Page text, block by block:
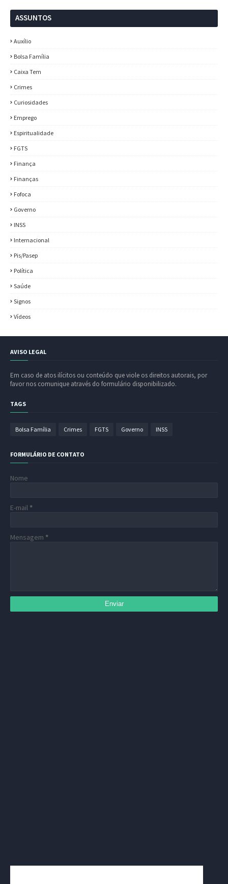
ASSUNTOS
Auxílio
Bolsa Família
Caixa Tem
Crimes
Curiosidades
Emprego
Espiritualidade
FGTS
Finança
Finanças
Fofoca
Governo
INSS
Internacional
Pis/Pasep
Política
Saúde
Signos
Vídeos
AVISO LEGAL
Em caso de atos ilícitos ou conteúdo que viole os direitos autorais, por
favor nos comunique através do formulário disponibilizado.
TAGS
Bolsa Família Crimes FGTS Governo INSS
FORMULÁRIO DE CONTATO
Nome
E-mail *
Mensagem *